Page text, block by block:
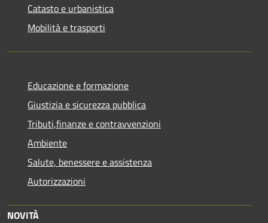
Catasto e urbanistica
Mobilità e trasporti
Educazione e formazione
Giustizia e sicurezza pubblica
Tributi,finanze e contravvenzioni
Ambiente
Salute, benessere e assistenza
Autorizzazioni
NOVITÀ